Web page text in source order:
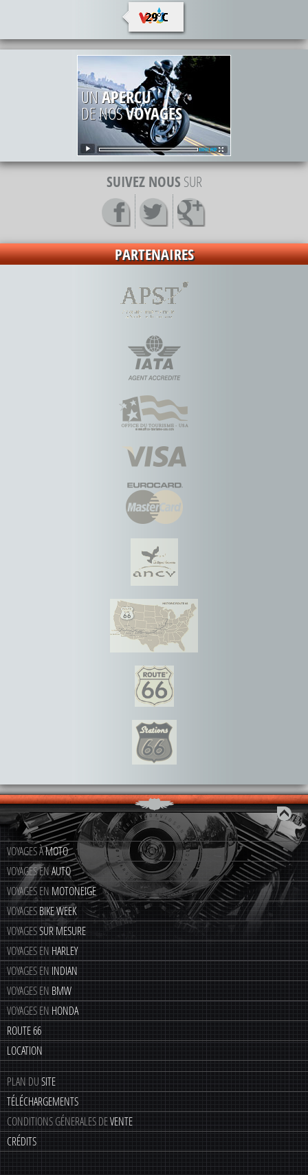
Pour ne pas louper nos promotions ou offres spéciales, inscrivez vous à
notre newsletter.
UNAPERCU
DE NOSVOYAGES
SUIVEZ NOUS SUR
PARTENAIRES
VOYAGES ÀMOTO
VOYAGES ENAUTO
VOYAGES EN MOTONEIGE
VOYAGESBIKE WEEK
VOYAGESSUR MESURE
VOYAGES EN HARLEY
VOYAGES EN INDIAN
VOYAGES EN BMW
VOYAGES EN HONDA
ROUTE 66
LOCATION
PLAN DUSITE
TÉLÉCHARGEMENTS
CONDITIONS GÉNERALES DEVENTE
CRÉDITS